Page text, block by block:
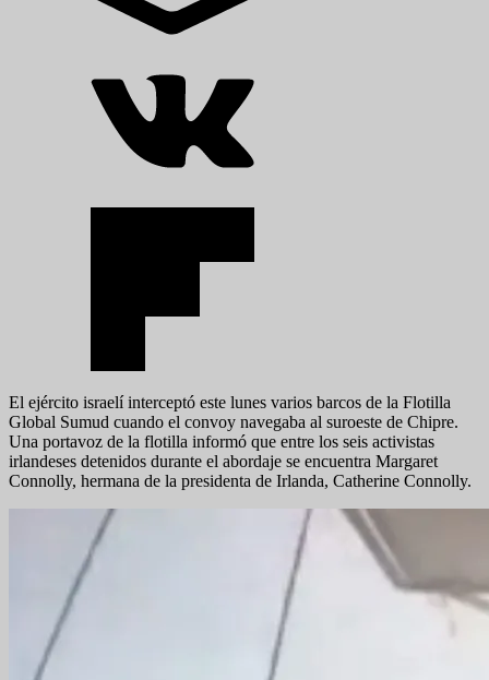
El ejército israelí interceptó este lunes varios barcos de la Flotilla
Global Sumud cuando el convoy navegaba al suroeste de Chipre.
Una portavoz de la flotilla informó que entre los seis activistas
irlandeses detenidos durante el abordaje se encuentra Margaret
Connolly, hermana de la presidenta de Irlanda, Catherine Connolly.